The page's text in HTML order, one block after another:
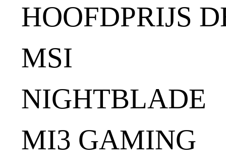
HOOFDPRIJS
MSI
NIGHTBLADE
MI3 GAMING